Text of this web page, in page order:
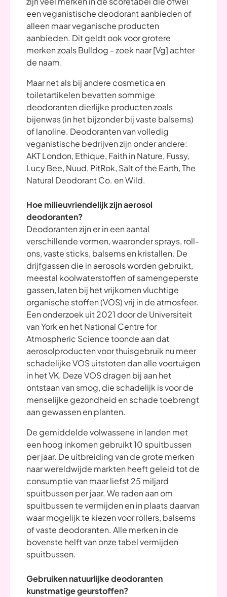
een veganistische deodorant aanbieden of
alleen maar veganische producten
aanbieden. Dit geldt ook voor grotere
merken zoals Bulldog - zoek naar [Vg] achter
de naam.
Maar net als bij andere cosmetica en
toiletartikelen bevatten sommige
deodoranten dierlijke producten zoals
bijenwas (in het bijzonder bij vaste balsems)
of lanoline. Deodoranten van volledig
veganistische bedrijven zijn onder andere:
AKT London, Ethique, Faith in Nature, Fussy,
Lucy Bee, Nuud, PitRok, Salt of the Earth, The
Natural Deodorant Co. en Wild.
Hoe milieuvriendelijk zijn aerosol
deodoranten?
Deodoranten zijn er in een aantal
verschillende vormen, waaronder sprays, roll-
ons, vaste sticks, balsems en kristallen. De
drijfgassen die in aerosols worden gebruikt,
meestal koolwaterstoffen of samengeperste
gassen, laten bij het vrijkomen vluchtige
organische stoffen (VOS) vrij in de atmosfeer.
Een onderzoek uit 2021 door de Universiteit
van York en het National Centre for
Atmospheric Science toonde aan dat
aerosolproducten voor thuisgebruik nu meer
schadelijke VOS uitstoten dan alle voertuigen
in het VK. Deze VOS dragen bij aan het
ontstaan van smog, die schadelijk is voor de
menselijke gezondheid en schade toebrengt
aan gewassen en planten.
De gemiddelde volwassene in landen met
een hoog inkomen gebruikt 10 spuitbussen
per jaar. De uitbreiding van de grote merken
naar wereldwijde markten heeft geleid tot de
consumptie van maar liefst 25 miljard
spuitbussen per jaar. We raden aan om
spuitbussen te vermijden en in plaats daarvan
waar mogelijk te kiezen voor rollers, balsems
of vaste deodoranten. Alle merken in de
bovenste helft van onze tabel vermijden
spuitbussen.
Gebruiken natuurlijke deodoranten
kunstmatige geurstoffen?